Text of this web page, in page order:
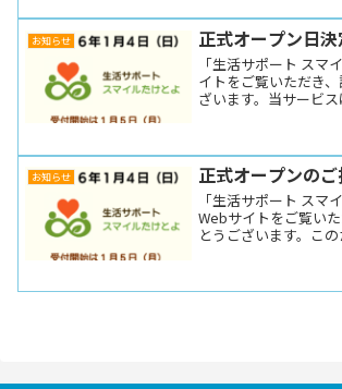
お知らせ 正式オープン日
「生活サポート スマ
イトをご覧いただき
ざいます。当サービ
お知らせ 正式オープンの
「生活サポート スマ
Webサイトをご覧い
とうございます。こ